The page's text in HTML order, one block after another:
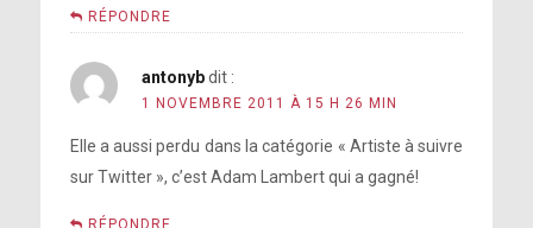
RÉPONDRE
antonyb dit :
1 NOVEMBRE 2011 À 15 H 26 MIN
Elle a aussi perdu dans la catégorie « Artiste à suivre
sur Twitter », c’est Adam Lambert qui a gagné!
RÉPONDRE